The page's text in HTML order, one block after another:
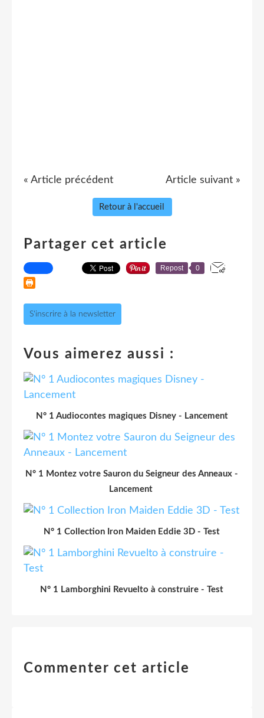
« Article précédent Article suivant »
Retour à l'accueil
Partager cet article
Repost 0
S'inscrire à la newsletter
Vous aimerez aussi :
N° 1 Audiocontes magiques Disney - Lancement
N° 1 Montez votre Sauron du Seigneur des Anneaux -
Lancement
N° 1 Collection Iron Maiden Eddie 3D - Test
N° 1 Lamborghini Revuelto à construire - Test
Commenter cet article